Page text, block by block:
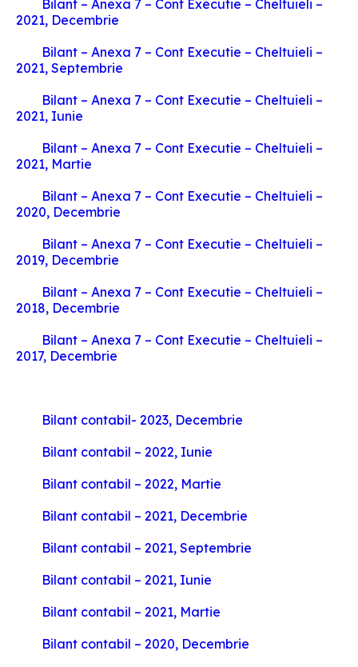
Bilant – Anexa 7 – Cont Executie – Cheltuieli –
2021, Decembrie
Bilant – Anexa 7 – Cont Executie – Cheltuieli –
2021, Septembrie
Bilant – Anexa 7 – Cont Executie – Cheltuieli –
2021, Iunie
Bilant – Anexa 7 – Cont Executie – Cheltuieli –
2021, Martie
Bilant – Anexa 7 – Cont Executie – Cheltuieli –
2020, Decembrie
Bilant – Anexa 7 – Cont Executie – Cheltuieli –
2019, Decembrie
Bilant – Anexa 7 – Cont Executie – Cheltuieli –
2018, Decembrie
Bilant – Anexa 7 – Cont Executie – Cheltuieli –
2017, Decembrie
Bilant contabil- 2023, Decembrie
Bilant contabil – 2022, Iunie
Bilant contabil – 2022, Martie
Bilant contabil – 2021, Decembrie
Bilant contabil – 2021, Septembrie
Bilant contabil – 2021, Iunie
Bilant contabil – 2021, Martie
Bilant contabil – 2020, Decembrie